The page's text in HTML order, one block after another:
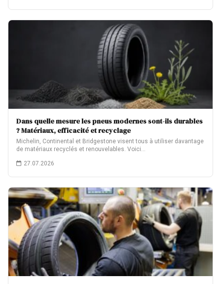
Dans quelle mesure les pneus modernes sont-ils durables
? Matériaux, efficacité et recyclage
Michelin, Continental et Bridgestone visent tous à utiliser davantage
de matériaux recyclés et renouvelables. Voici…
27.07.2026